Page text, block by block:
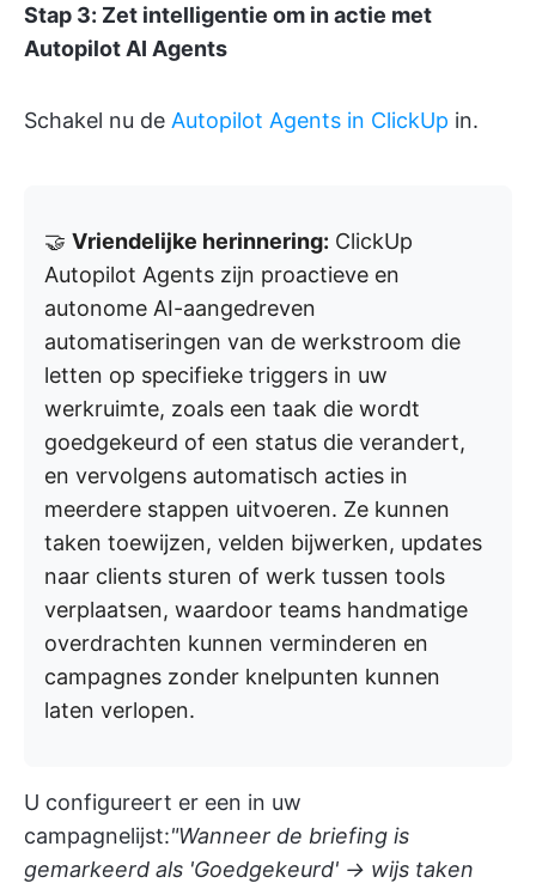
Stap 3: Zet intelligentie om in actie met
Autopilot AI Agents
Schakel nu de Autopilot Agents in ClickUp in.
🤝 Vriendelijke herinnering: ClickUp
Autopilot Agents zijn proactieve en
autonome AI-aangedreven
automatiseringen van de werkstroom die
letten op specifieke triggers in uw
werkruimte, zoals een taak die wordt
goedgekeurd of een status die verandert,
en vervolgens automatisch acties in
meerdere stappen uitvoeren. Ze kunnen
taken toewijzen, velden bijwerken, updates
naar clients sturen of werk tussen tools
verplaatsen, waardoor teams handmatige
overdrachten kunnen verminderen en
campagnes zonder knelpunten kunnen
laten verlopen.
U configureert er een in uw
campagnelijst:"Wanneer de briefing is
gemarkeerd als 'Goedgekeurd' → wijs taken